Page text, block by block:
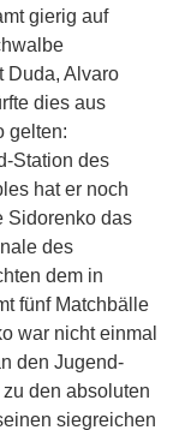
gierig auf
Duda, Alvaro
dies aus
gelten:
Station des
hat er noch
Sidorenko das
des
dem in
fünf Matchbälle
war nicht einmal
den Jugend-
den absoluten
siegreichen